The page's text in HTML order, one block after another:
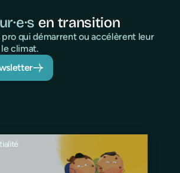
en transition
pro qui démarrent ou accélèrent leur
climat.